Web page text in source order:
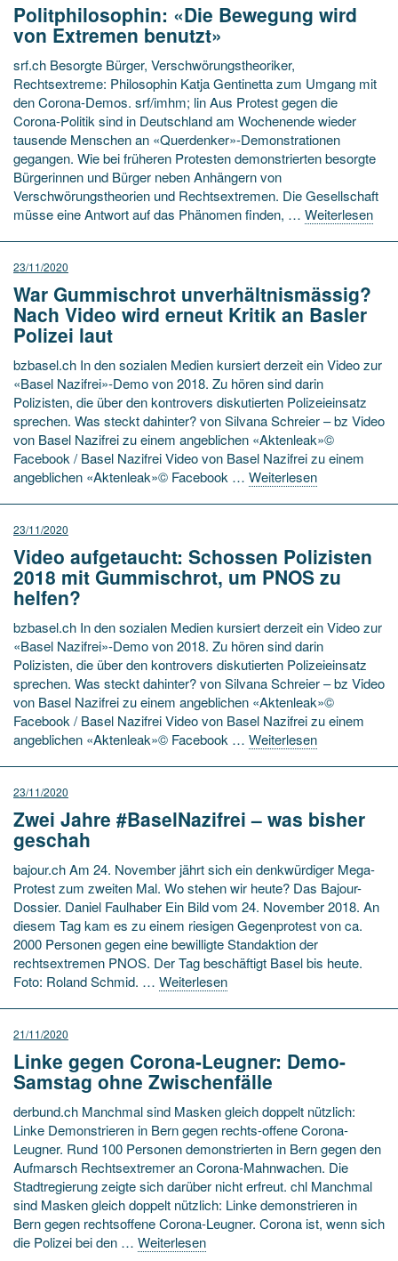
Politphilosophin: «Die Bewegung wird
von Extremen benutzt»
srf.ch Besorgte Bürger, Verschwörungstheoriker,
Rechtsextreme: Philosophin Katja Gentinetta zum Umgang mit
den Corona-Demos. srf/imhm; lin Aus Protest gegen die
Corona-Politik sind in Deutschland am Wochenende wieder
tausende Menschen an «Querdenker»-Demonstrationen
gegangen. Wie bei früheren Protesten demonstrierten besorgte
Bürgerinnen und Bürger neben Anhängern von
Verschwörungstheorien und Rechtsextremen. Die Gesellschaft
müsse eine Antwort auf das Phänomen finden, … Weiterlesen
23/11/2020
War Gummischrot unverhältnismässig?
Nach Video wird erneut Kritik an Basler
Polizei laut
bzbasel.ch In den sozialen Medien kursiert derzeit ein Video zur
«Basel Nazifrei»-Demo von 2018. Zu hören sind darin
Polizisten, die über den kontrovers diskutierten Polizeieinsatz
sprechen. Was steckt dahinter? von Silvana Schreier – bz Video
von Basel Nazifrei zu einem angeblichen «Aktenleak»©
Facebook / Basel Nazifrei Video von Basel Nazifrei zu einem
angeblichen «Aktenleak»© Facebook … Weiterlesen
23/11/2020
Video aufgetaucht: Schossen Polizisten
2018 mit Gummischrot, um PNOS zu
helfen?
bzbasel.ch In den sozialen Medien kursiert derzeit ein Video zur
«Basel Nazifrei»-Demo von 2018. Zu hören sind darin
Polizisten, die über den kontrovers diskutierten Polizeieinsatz
sprechen. Was steckt dahinter? von Silvana Schreier – bz Video
von Basel Nazifrei zu einem angeblichen «Aktenleak»©
Facebook / Basel Nazifrei Video von Basel Nazifrei zu einem
angeblichen «Aktenleak»© Facebook … Weiterlesen
23/11/2020
Zwei Jahre #BaselNazifrei – was bisher
geschah
bajour.ch Am 24. November jährt sich ein denkwürdiger Mega-
Protest zum zweiten Mal. Wo stehen wir heute? Das Bajour-
Dossier. Daniel Faulhaber Ein Bild vom 24. November 2018. An
diesem Tag kam es zu einem riesigen Gegenprotest von ca.
2000 Personen gegen eine bewilligte Standaktion der
rechtsextremen PNOS. Der Tag beschäftigt Basel bis heute.
Foto: Roland Schmid. … Weiterlesen
21/11/2020
Linke gegen Corona-Leugner: Demo-
Samstag ohne Zwischenfälle
derbund.ch Manchmal sind Masken gleich doppelt nützlich:
Linke Demonstrieren in Bern gegen rechts-offene Corona-
Leugner. Rund 100 Personen demonstrierten in Bern gegen den
Aufmarsch Rechtsextremer an Corona-Mahnwachen. Die
Stadtregierung zeigte sich darüber nicht erfreut. chl Manchmal
sind Masken gleich doppelt nützlich: Linke demonstrieren in
Bern gegen rechtsoffene Corona-Leugner. Corona ist, wenn sich
die Polizei bei den … Weiterlesen